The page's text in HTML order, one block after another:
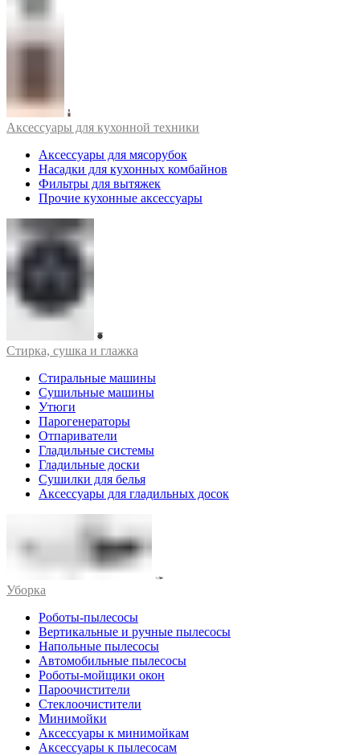
Аксессуары для кухонной техники
Аксессуары для мясорубок
Насадки для кухонных комбайнов
Фильтры для вытяжек
Прочие кухонные аксессуары
Стирка, сушка и глажка
Стиральные машины
Сушильные машины
Утюги
Парогенераторы
Отпариватели
Гладильные системы
Гладильные доски
Сушилки для белья
Аксессуары для гладильных досок
Уборка
Роботы-пылесосы
Вертикальные и ручные пылесосы
Напольные пылесосы
Автомобильные пылесосы
Роботы-мойщики окон
Пароочистители
Стеклоочистители
Минимойки
Аксессуары к минимойкам
Аксессуары к пылесосам